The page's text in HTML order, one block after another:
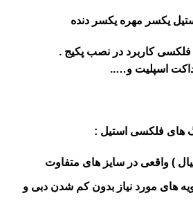
یکسر مهره یکسر دنده
فلکسی کاربرد در نصب پکیج .
اسپلیت و…..
شیلنگ های فلکسی استیل :
) واقعی در سایز های متفاوت
های مورد نیاز بدون کم شدن دبی و